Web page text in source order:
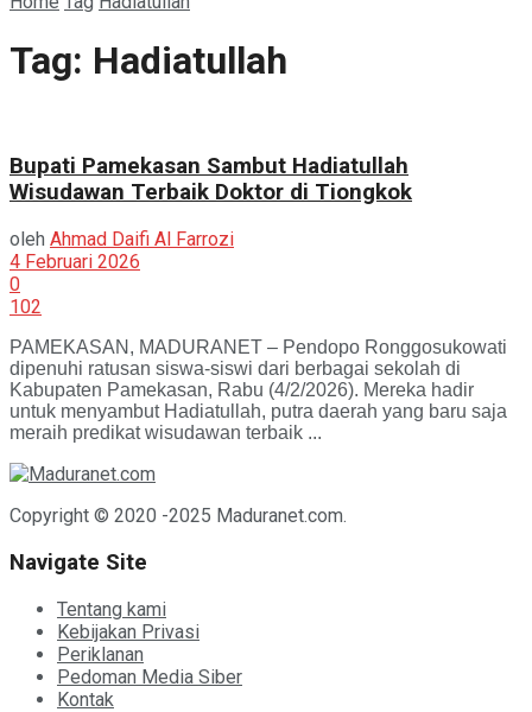
Tag: Hadiatullah
Bupati Pamekasan Sambut Hadiatullah
Wisudawan Terbaik Doktor di Tiongkok
oleh Ahmad Daifi Al Farrozi
4 Februari 2026
0
102
PAMEKASAN, MADURANET – Pendopo Ronggosukowati
dipenuhi ratusan siswa-siswi dari berbagai sekolah di
Kabupaten Pamekasan, Rabu (4/2/2026). Mereka hadir
untuk menyambut Hadiatullah, putra daerah yang baru saja
meraih predikat wisudawan terbaik ...
Copyright © 2020 -2025 Maduranet.com.
Navigate Site
Tentang kami
Kebijakan Privasi
Periklanan
Pedoman Media Siber
Kontak